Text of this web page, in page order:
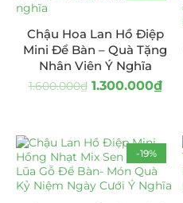
Chậu Hoa Lan Hồ Điệp
Mini Để Bàn – Quà Tặng
Nhân Viên Ý Nghĩa
1.600.000₫ 1.300.000₫
-19%